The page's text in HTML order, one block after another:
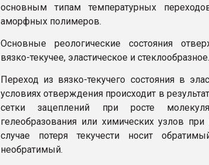
основным типам температурных
аморфных полимеров.
Основные реологические состояния
вязко-текучее, эластическое и стеклообразное.
Переход из вязко-текучего состояния в
условиях отверждения происходит в
сетки зацеплений при росте
гелеобразования или химических узлов
случае потеря текучести носит
необратимый.